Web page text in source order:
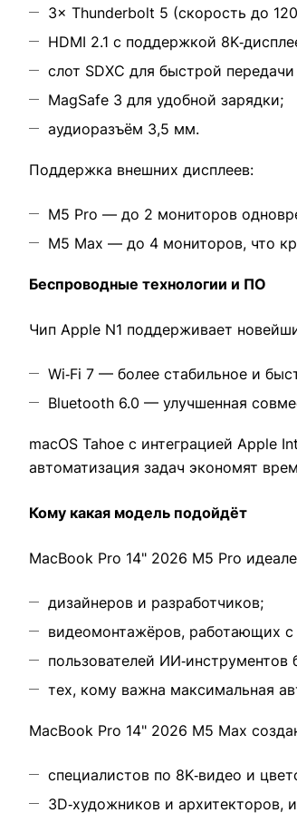
3× Thunderbolt 5 (скорость до
HDMI 2.1 с поддержкой
слот SDXC для быстрой
MagSafe 3 для удобной зарядки;
аудиоразъём 3,5 мм.
Поддержка внешних дисплеев:
M5 Pro — до 2 мониторов
M5 Max — до 4 мониторов, что
Беспроводные технологии и ПО
Чип Apple N1 поддерживает
Wi‑Fi 7 — более стабильное и
Bluetooth 6.0 — улучшенная
macOS Tahoe с интеграцией Apple
автоматизация задач экономят
Кому какая модель подойдёт
MacBook Pro 14" 2026 M5 Pro
дизайнеров и разработчиков;
видеомонтажёров, работающих с
пользователей ИИ‑инструментов
тех, кому важна максимальная
MacBook Pro 14" 2026 M5 Max
специалистов по 8K‑видео и
3D‑художников и